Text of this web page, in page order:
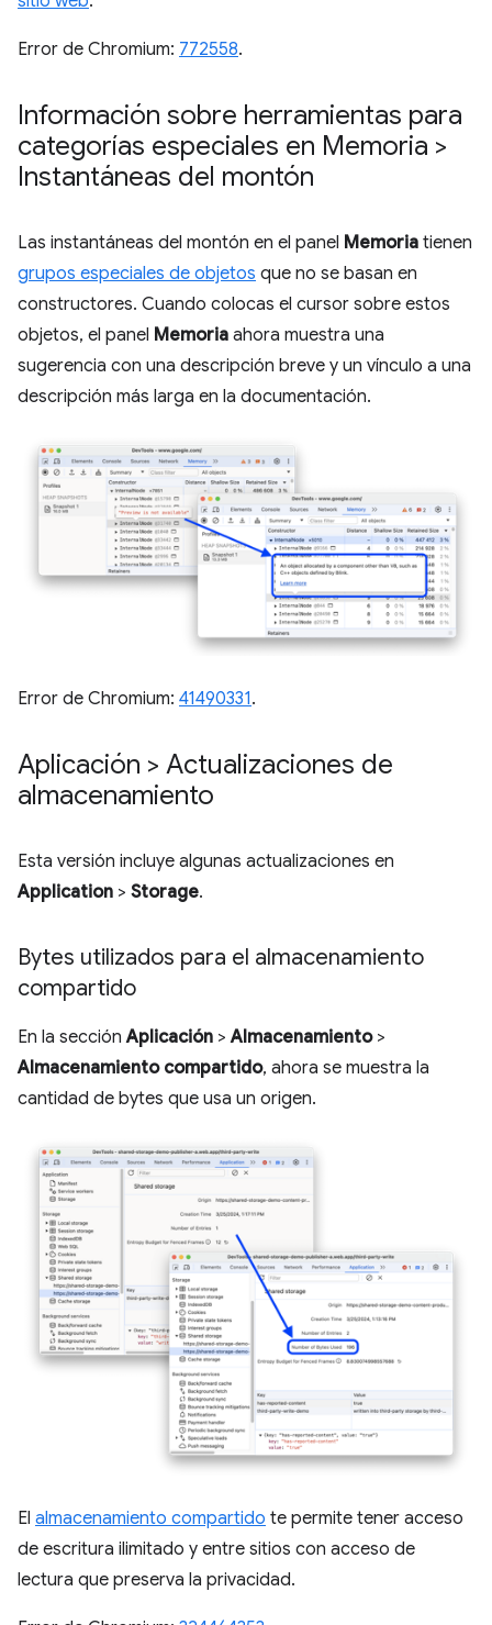
Error de Chromium: 772558.
Información sobre herramientas para
categorías especiales en Memoria >
Instantáneas del montón
Las instantáneas del montón en el panel Memoria tienen
grupos especiales de objetos que no se basan en
constructores. Cuando colocas el cursor sobre estos
objetos, el panel Memoria ahora muestra una
sugerencia con una descripción breve y un vínculo a una
descripción más larga en la documentación.
Error de Chromium: 41490331.
Aplicación > Actualizaciones de
almacenamiento
Esta versión incluye algunas actualizaciones en
Application > Storage.
Bytes utilizados para el almacenamiento
compartido
En la secciónAplicación >Almacenamiento>
Almacenamiento compartido, ahora se muestra la
cantidad de bytes que usa un origen.
El almacenamiento compartido te permite tener acceso
de escritura ilimitado y entre sitios con acceso de
lectura que preserva la privacidad.